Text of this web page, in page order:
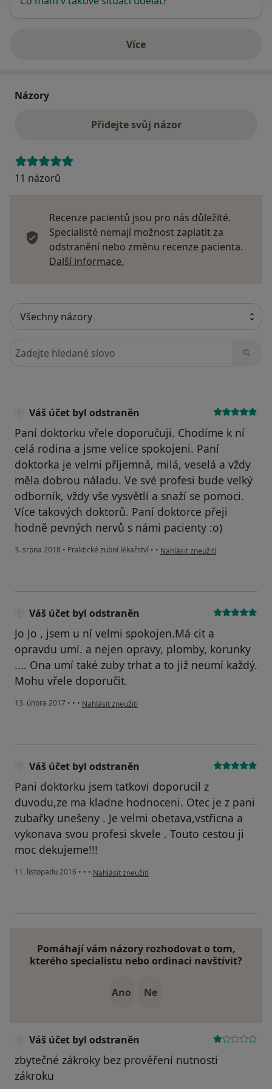
Víceo adrese
Názory
Přidejte svůj názor
11 názorů
Recenze pacientů jsou pro nás důležité.
Specialisté nemají možnost zaplatit za
odstranění nebo změnu recenze pacienta.
Další informace.
Hledejte v názorech
Váš účet byl odstraněn
Paní doktorku vřele doporučuji. Chodíme k ní
celá rodina a jsme velice spokojeni. Paní
doktorka je velmi příjemná, milá, veselá a vždy
měla dobrou náladu. Ve své profesi bude velký
odborník, vždy vše vysvětlí a snaží se pomoci.
Více takových doktorů. Paní doktorce přeji
hodně pevných nervů s námi pacienty :o)
3. srpna 2018 • Praktické zubní lékařství • • podle názoru uživatele Váš účet
Nahlásit zneužití
Váš účet byl odstraněn
Jo Jo , jsem u ní velmi spokojen.Má cit a
opravdu umí. a nejen opravy, plomby, korunky
.... Ona umí také zuby trhat a to již neumí každý.
Mohu vřele doporučit.
13. února 2017 • • • podle názoru uživatele Váš účet byl odstraněn
Nahlásit zneužití
Váš účet byl odstraněn
Pani doktorku jsem tatkovi doporucil z
duvodu,ze ma kladne hodnoceni. Otec je z pani
zubařky unešeny . Je velmi obetava,vstřicna a
vykonava svou profesi skvele . Touto cestou ji
moc dekujeme!!!
11. listopadu 2016 • • • podle názoru uživatele Váš účet byl odstraněn
Nahlásit zneužití
Pomáhají vám názory rozhodovat o tom,
kterého specialistu nebo ordinaci navštívit?
Ano Ne
Váš účet byl odstraněn
zbytečné zákroky bez prověření nutnosti
zákroku